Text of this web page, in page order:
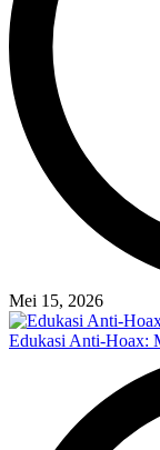
Mei 15, 2026
Edukasi Anti-Hoax: